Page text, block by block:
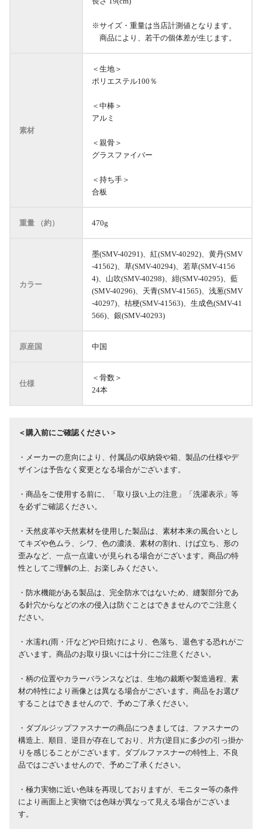
※サイズ・重量は当店計測値となります。
商品により、若干の個体差が生じます。
素材
＜生地＞
ポリエステル100％
＜中棒＞
アルミ
＜親骨＞
グラスファイバー
＜持ち手＞
合板
重量 （約） 470g
カラー
墨(SMV-40291)、紅(SMV-40292)、黄丹(SMV
-41562)、草(SMV-40294)、若草(SMV-4156
4)、山吹(SMV-40298)、紺(SMV-40295)、藍
(SMV-40296)、天青(SMV-41565)、浅葱(SMV
-40297)、桔梗(SMV-41563)、生成色(SMV-41
566)、銀(SMV-40293)
原産国 中国
仕様
＜骨数＞
24本
＜購入前にご確認ください＞
・メーカーの意向により、付属品の収納袋や箱、製品の仕様やデ
ザインは予告なく変更となる場合がございます。
・商品をご使用する前に、「取り扱い上の注意」「洗濯表示」等
を必ずご確認ください。
・天然皮革や天然素材を使用した製品は、素材本来の風合いとし
てキズや色ムラ、シワ、色の濃淡、素材の割れ、けば立ち、形の
歪みなど、一点一点違いが見られる場合がございます。商品の特
性としてご理解の上、お楽しみください。
・防水機能がある製品は、完全防水ではないため、縫製部分であ
る針穴からなどの水の侵入は防ぐことはできませんのでご注意く
ださい。
・水濡れ(雨・汗など)や日焼けにより、色落ち、退色する恐れがご
ざいます。商品のお取り扱いには十分にご注意ください。
・柄の位置やカラーバランスなどは、生地の裁断や製造過程、素
材の特性により画像とは異なる場合がございます。商品をお選び
することはできませんので、予めご了承ください。
・ダブルジップファスナーの商品につきましては、ファスナーの
構造上、順目、逆目が存在しており、片方(逆目)に多少の引っ掛か
りを感じることがございます。ダブルファスナーの特性上、不良
品ではございませんので、予めご了承ください。
・極力実物に近い色味を再現しておりますが、モニター等の条件
により画面上と実物では色味が異なって見える場合がございま
す。